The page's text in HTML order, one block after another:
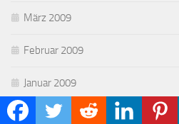
März 2009
Februar 2009
Januar 2009
Dezember 2008